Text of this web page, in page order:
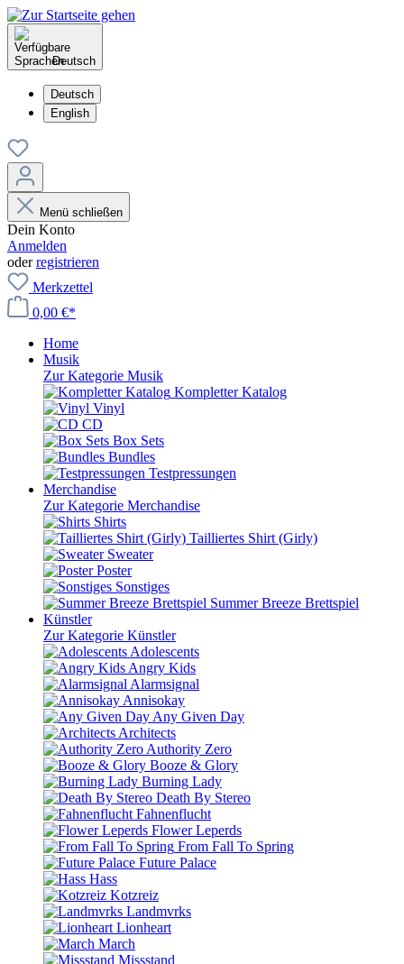
Deutsch
Deutsch
English
Menü schließen
Dein Konto
Anmelden
oderregistrieren
Merkzettel
0,00 €*
Home
Musik
Zur Kategorie Musik
Kompletter Katalog
Vinyl
CD
Box Sets
Bundles
Testpressungen
Merchandise
Zur Kategorie Merchandise
Shirts
Tailliertes Shirt (Girly)
Sweater
Poster
Sonstiges
Summer Breeze Brettspiel
Künstler
Zur Kategorie Künstler
Adolescents
Angry Kids
Alarmsignal
Annisokay
Any Given Day
Architects
Authority Zero
Booze & Glory
Burning Lady
Death By Stereo
Fahnenflucht
Flower Leperds
From Fall To Spring
Future Palace
Hass
Kotzreiz
Landmvrks
Lionheart
March
Missstand